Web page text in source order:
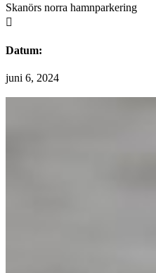
Skanörs norra hamnparkering

Datum:
juni 6, 2024